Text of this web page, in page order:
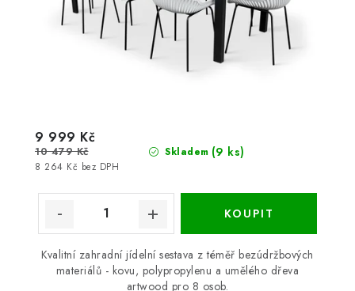
Skladem (9 ks)
8 264 Kč bez DPH
9 999 Kč
10 479 Kč
Kvalitní zahradní jídelní sestava z téměř bezúdržbových
materiálů - kovu, polypropylenu a umělého dřeva
artwood pro 8 osob.